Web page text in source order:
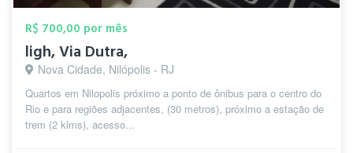
R$ 700,00 por mês
ligh, Via Dutra,
Nova Cidade, Nilópolis - RJ
Quartos em Nilopolis próximo a ponto de ônibus para o centro do
Rio e para regiões adjacentes, (30 metros), próximo a estação de
trem (2 klms), acesso...